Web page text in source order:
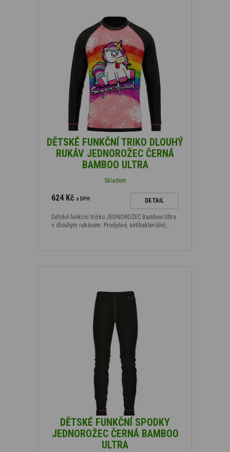
DĚTSKÉ FUNKČNÍ TRIKO DLOUHÝ
RUKÁV JEDNOROŽEC ČERNÁ
BAMBOO ULTRA
Skladem
624 Kč s DPH DETAIL
Dětské funkční tričko JEDNOROŽEC Bamboo Ultra
s dlouhým rukávem. Prodyšné, antibakteriální,…
DĚTSKÉ FUNKČNÍ SPODKY
JEDNOROŽEC ČERNÁ BAMBOO
ULTRA